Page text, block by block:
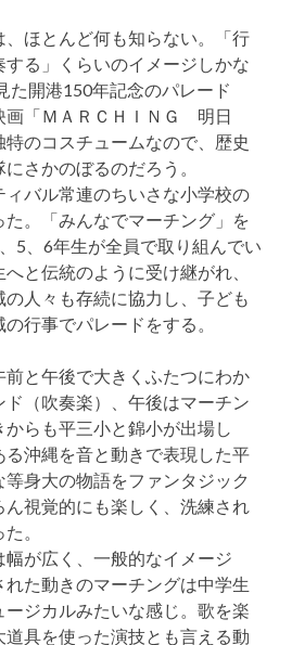
ほとんど何も知らない。「行
る」くらいのイメージしかな
た開港150年記念のパレード
画「ＭＡＲＣＨＩＮＧ 明日
のコスチュームなので、歴史
さかのぼるのだろう。
バル常連のちいさな小学校の
。「みんなでマーチング」を
5、6年生が全員で取り組んでい
と伝統のように受け継がれ、
人々も存続に協力し、子ども
行事でパレードをする。
と午後で大きくふたつにわか
（吹奏楽）、午後はマーチン
らも平三小と錦小が出場し
沖縄を音と動きで表現した平
身大の物語をファンタジック
視覚的にも楽しく、洗練され
。
が広く、一般的なイメージ
た動きのマーチングは中学生
ジカルみたいな感じ。歌を楽
具を使った演技とも言える動